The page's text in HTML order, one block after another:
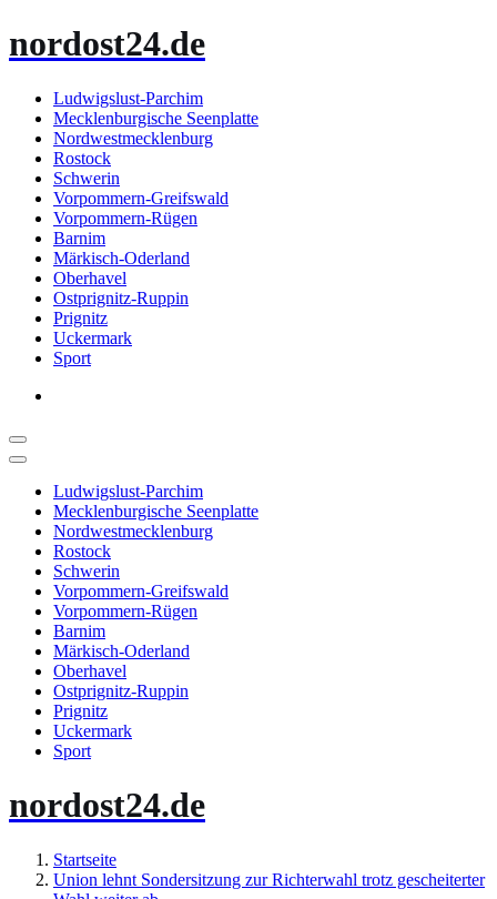
Inhalt
nordost24.de
Ludwigslust-Parchim
Mecklenburgische Seenplatte
Nordwestmecklenburg
Rostock
Schwerin
Vorpommern-Greifswald
Vorpommern-Rügen
Barnim
Märkisch-Oderland
Oberhavel
Ostprignitz-Ruppin
Prignitz
Uckermark
Sport
Ludwigslust-Parchim
Mecklenburgische Seenplatte
Nordwestmecklenburg
Rostock
Schwerin
Vorpommern-Greifswald
Vorpommern-Rügen
Barnim
Märkisch-Oderland
Oberhavel
Ostprignitz-Ruppin
Prignitz
Uckermark
Sport
nordost24.de
Startseite
Union lehnt Sondersitzung zur Richterwahl trotz gescheiterter